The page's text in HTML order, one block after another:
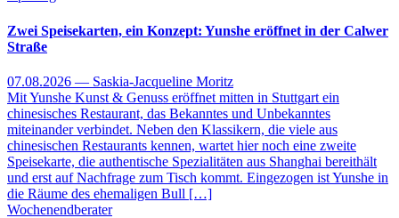
Zwei Speisekarten, ein Konzept: Yunshe eröffnet in der Calwer
Straße
07.08.2026 — Saskia-Jacqueline Moritz
Mit Yunshe Kunst & Genuss eröffnet mitten in Stuttgart ein
chinesisches Restaurant, das Bekanntes und Unbekanntes
miteinander verbindet. Neben den Klassikern, die viele aus
chinesischen Restaurants kennen, wartet hier noch eine zweite
Speisekarte, die authentische Spezialitäten aus Shanghai bereithält
und erst auf Nachfrage zum Tisch kommt. Eingezogen ist Yunshe in
die Räume des ehemaligen Bull […]
Wochenendberater